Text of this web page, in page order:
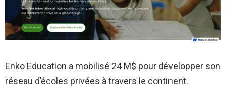
Enko Education a mobilisé 24 M$ pour développer son
réseau d’écoles privées à travers le continent.